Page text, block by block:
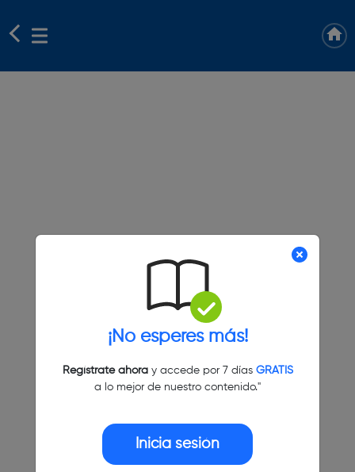
¡No esperes más!
Regístrate ahoray accede por 7 días GRATIS
a lo mejor de nuestro contenido."
Inicia sesión